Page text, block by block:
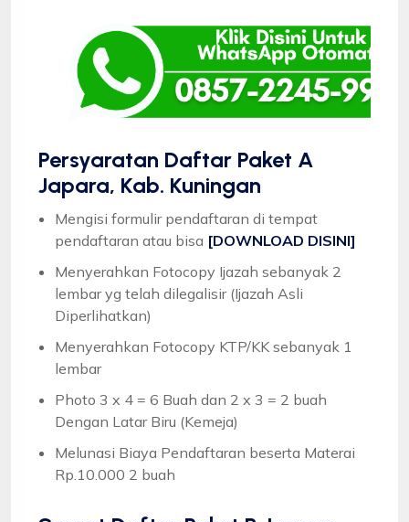
Persyaratan Daftar Paket A
Japara, Kab. Kuningan
Mengisi formulir pendaftaran di tempat
pendaftaran atau bisa [DOWNLOAD DISINI]
Menyerahkan Fotocopy Ijazah sebanyak 2
lembar yg telah dilegalisir (Ijazah Asli
Diperlihatkan)
Menyerahkan Fotocopy KTP/KK sebanyak 1
lembar
Photo 3 x 4 = 6 Buah dan 2 x 3 = 2 buah
Dengan Latar Biru (Kemeja)
Melunasi Biaya Pendaftaran beserta Materai
Rp.10.000 2 buah